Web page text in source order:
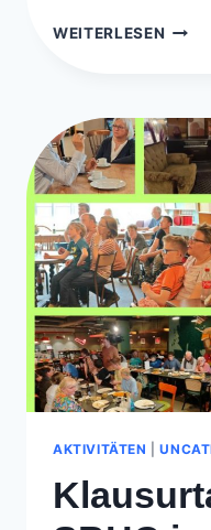
WEITERLESEN
AKTIVITÄTEN |